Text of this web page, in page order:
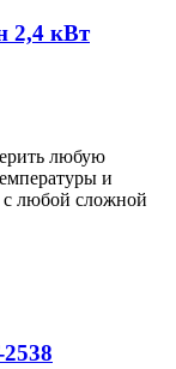
2,4 кВт
любую
и
с любой сложной